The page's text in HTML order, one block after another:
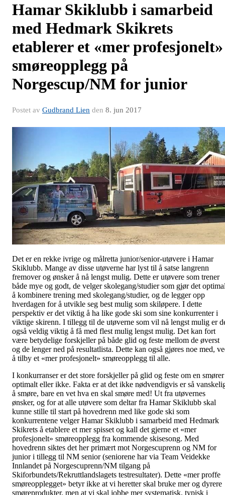
Hamar Skiklubb i samarbeid
med Hedmark Skikrets
etablerer et «mer profesjonelt»
smøreopplegg på
Norgescup/NM for junior
Postet av Gudbrand Lien den 8. jun 2017
Det er en rekke ivrige og målretta junior/senior-utøvere i Hamar
Skiklubb. Mange av disse utøverne har lyst til å satse langrenn
fremover og ønsker å nå lengst mulig. Dette er utøvere som trener
både mye og godt, de velger skolegang/studier som gjør det
å kombinere trening med skolegang/studier, og de legger opp
hverdagen for å utvikle seg best mulig som skiløpere. I dette
perspektiv er det viktig å ha like gode ski som sine konkurrenter i
viktige skirenn. I tillegg til de utøverne som vil nå lengst mulig er
også veldig viktig å få med flest mulig lengst mulig. Det kan fort
være betydelige forskjeller på både glid og feste mellom de øverst
og de lenger ned på resultatlista. Dette kan også gjøres noe med,
å tilby et «mer profesjonelt» smøreopplegg til alle.
I konkurranser er det store forskjeller på glid og feste om en smører
optimalt eller ikke. Fakta er at det ikke nødvendigvis er så
å smøre, bare en vet hva en skal smøre med! Ut fra utøvernes
ønsker, og for at alle utøvere som deltar fra Hamar Skiklubb skal
kunne stille til start på hovedrenn med like gode ski som
konkurrentene velger Hamar Skiklubb i samarbeid med Hedmark
Skikrets å etablere et mer spisset og kall det gjerne et «mer
profesjonelt» smøreopplegg fra kommende skisesong. Med
hovedrenn siktes det her primært mot Norgescuprenn og NM for
junior i tillegg til NM senior (seniorene har via Team Veidekke
Innlandet på Norgescuprenn/NM tilgang på
Skiforbundets/Rekruttlandslagets testresultater). Dette «mer proffe
smøreopplegget» betyr ikke at vi heretter skal bruke mer og dyrere
smøreprodukter, men at vi skal jobbe mer systematisk, typisk i